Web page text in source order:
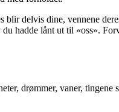
blir delvis dine, vennene
hadde lånt ut til «oss».
drømmer, vaner, tingene